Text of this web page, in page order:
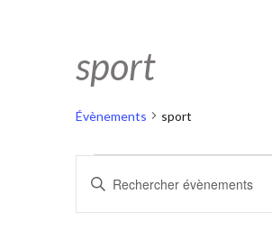
sport
Évènements sport
Saisir
mot-
clé.